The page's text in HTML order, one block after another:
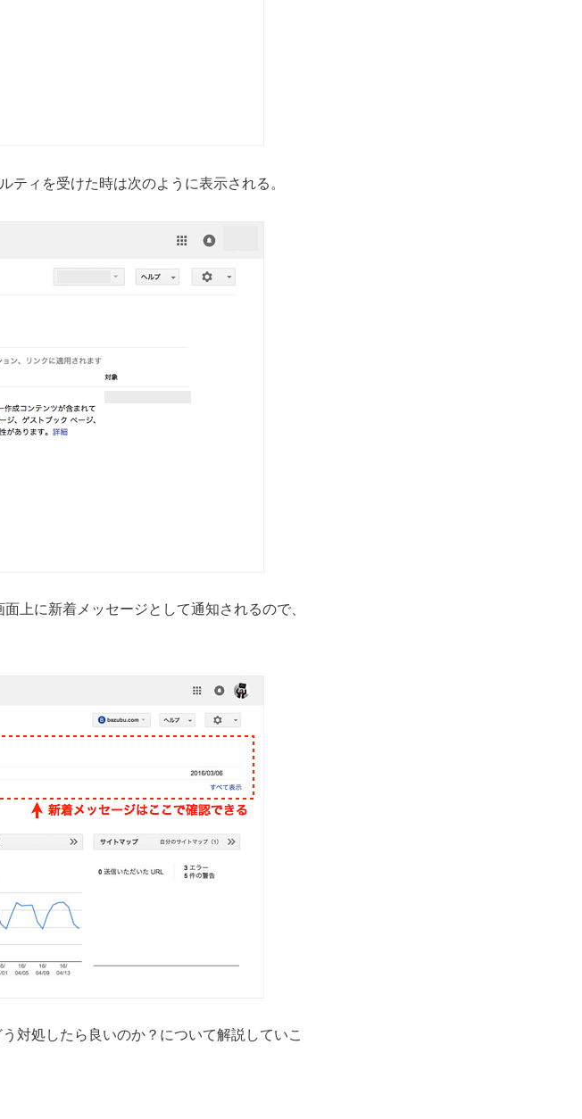
ティを受けた時は次のように表示される。
上に新着メッセージとして通知されるので、
対処したら良いのか？について解説していこ